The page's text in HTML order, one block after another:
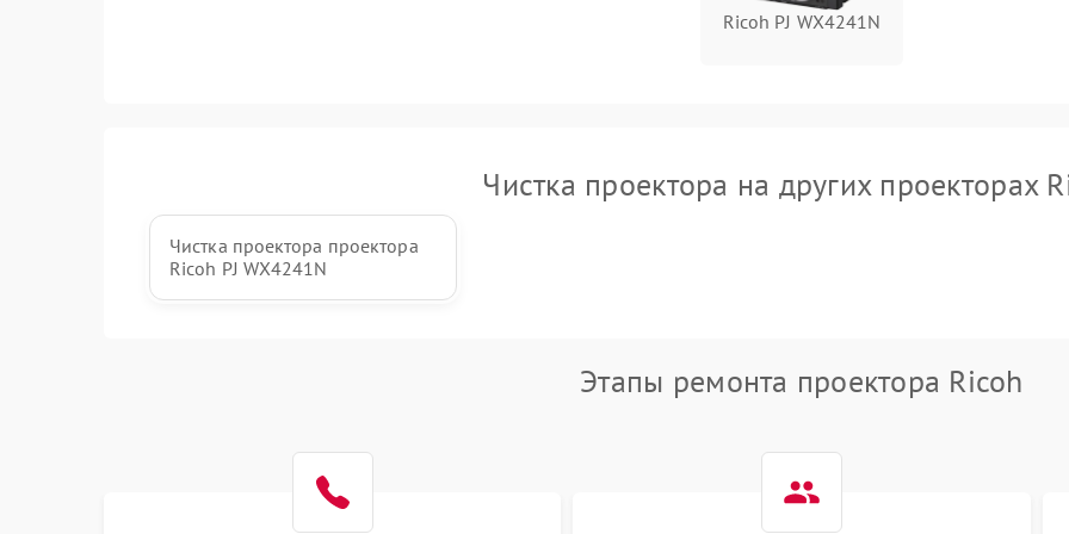
Ricoh PJ WX4241N
Чистка проектора на других проекторах
Чистка проектора проектора
Ricoh PJ WX4241N
Этапы ремонта проектора Ricoh